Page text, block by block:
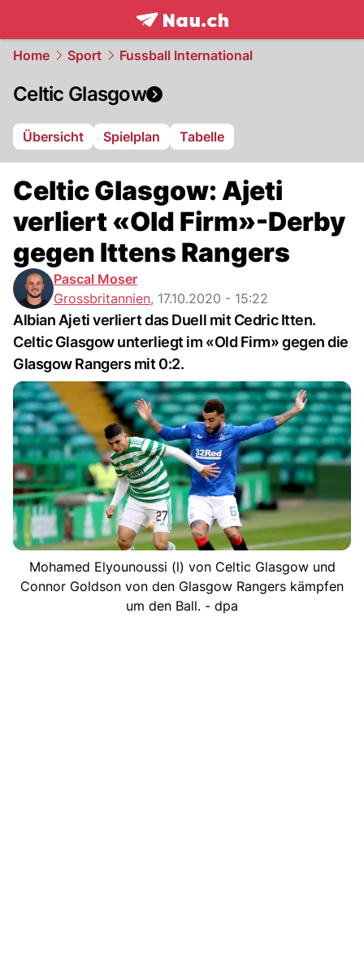
frontpage.NAU.ch
Home Sport Fussball International
Celtic Glasgow
Übersicht Spielplan Tabelle
Celtic Glasgow: Ajeti
verliert «Old Firm»-Derby
gegen Ittens Rangers
Pascal Moser
Grossbritannien, 17.10.2020 - 15:22
Albian Ajeti verliert das Duell mit Cedric Itten.
Celtic Glasgow unterliegt im «Old Firm» gegen die
Glasgow Rangers mit 0:2.
Mohamed Elyounoussi (l) von Celtic Glasgow und
Connor Goldson von den Glasgow Rangers kämpfen
um den Ball. - dpa